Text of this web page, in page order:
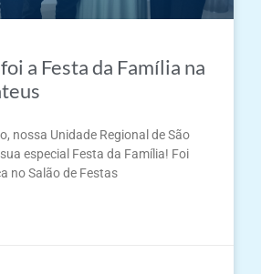
a Festa da Família na
nossa Unidade Regional de São
especial Festa da Família! Foi
no Salão de Festas